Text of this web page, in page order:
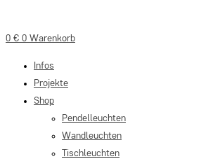
0 € 0 Warenkorb
Infos
Projekte
Shop
Pendelleuchten
Wandleuchten
Tischleuchten